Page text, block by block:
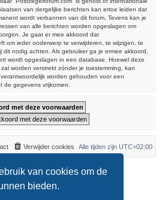
van cookies om de
bieden.
van dergelijke berichten kan ertoe leiden dat
wordt verbannen van dit forum. Tevens kan je
van alle berichten worden opgeslagen om
Je gaat er mee akkoord dat
om ieder onderwerp te verwijderen, te wijzigen, te
nodig achten. Als gebruiker ga je ermee akkoord,
wordt opgeslagen in een database. Hoewel deze
worden verstrekt zónder je toestemming, kan
worden gehouden voor een
gegevens vrijkomen.
Alle tijden zijn UTC+02:00
Verwijder cookies
Author:Brad Veryard
to 3.3.x by MannixMD
Style version: 3.4.0